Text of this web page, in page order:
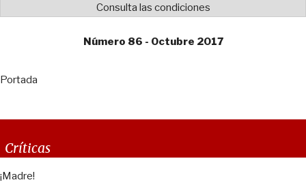
Consulta las condiciones
Número 86 - Octubre 2017
Portada
Críticas
¡Madre!